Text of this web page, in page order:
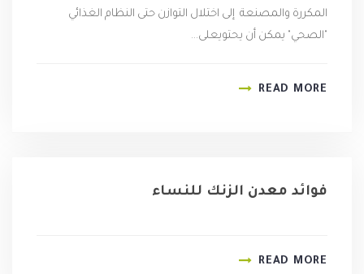
المكررة والمصنعة إلى اختلال التوازن حتى النظام الغذائي
"الصحي" يمكن أن يحتويعلى...
READ MORE
فوائد معدن الزنك للنساء
READ MORE